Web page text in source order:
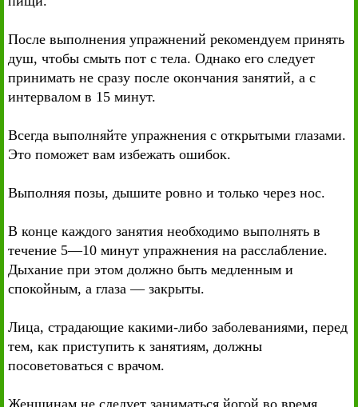
После выполнения упражнений рекомендуем принять
душ, чтобы смыть пот с тела. Однако его следует
принимать не сразу после окончания занятий, а с
интервалом в 15 минут.
Всегда выполняйте упражнения с открытыми глазами.
Это поможет вам избежать ошибок.
Выполняя позы, дышите ровно и только через нос.
В конце каждого занятия необходимо выполнять в
течение 5—10 минут упражнения на расслабление.
Дыхание при этом должно быть медленным и
спокойным, а глаза — закрыты.
Лица, страдающие какими-либо заболеваниями, перед
тем, как приступить к занятиям, должны
посоветоваться с врачом.
Женщинам не следует заниматься йогой во время